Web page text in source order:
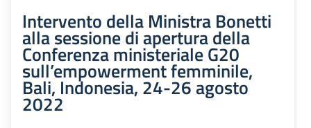
Intervento della Ministra Bonetti
alla sessione di apertura della
Conferenza ministeriale G20
sull’empowerment femminile,
Bali, Indonesia, 24-26 agosto
2022